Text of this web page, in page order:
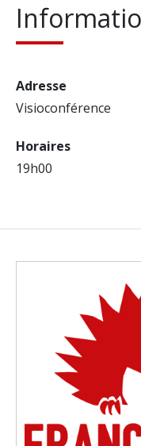
Adresse
Visioconférence
Horaires
19h00